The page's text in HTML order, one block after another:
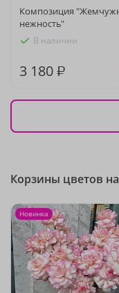
Композиция
нежность"
В наличии
3 180 ₽
Корзины цветов
Новинка